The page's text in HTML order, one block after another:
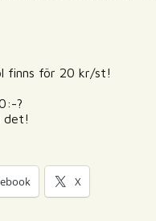
finns för 20 kr/st!
?
det!
X